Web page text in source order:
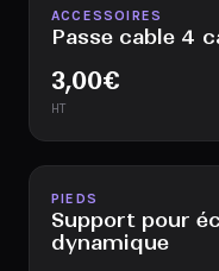
Disponible
ACCESSOIRES
Passe cable 4
3,00€
HT
Disponible
PIEDS
Support pour
dynamique